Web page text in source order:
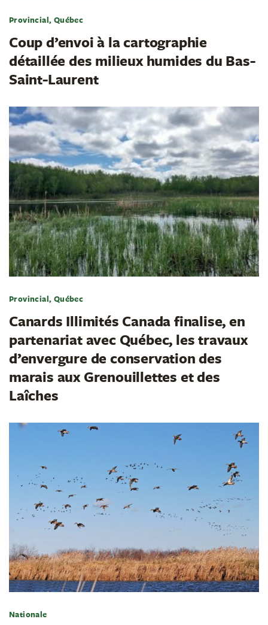
Provincial, Québec
Coup d’envoi à la cartographie
détaillée des milieux humides du Bas-
Saint-Laurent
Provincial, Québec
Canards Illimités Canada finalise, en
partenariat avec Québec, les travaux
d’envergure de conservation des
marais aux Grenouillettes et des
Laîches
Nationale